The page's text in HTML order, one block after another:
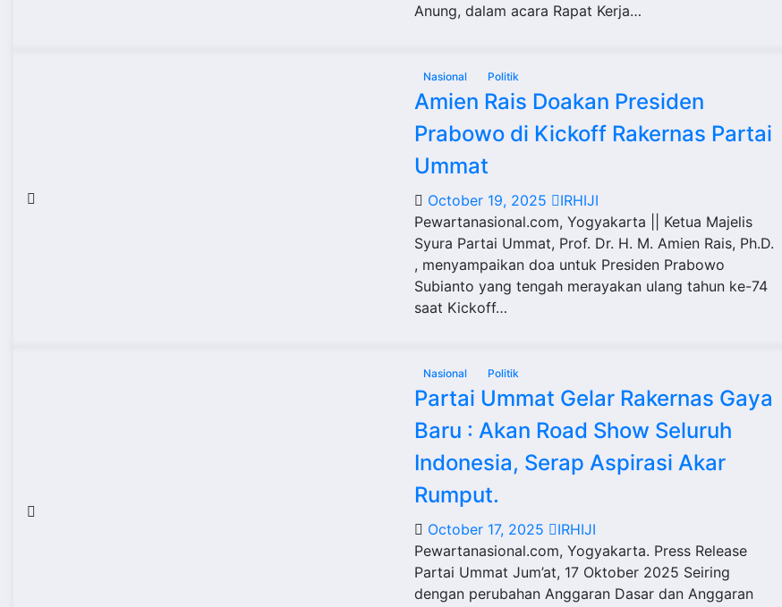
Anung, dalam acara Rapat Kerja…
Nasional Politik
Amien Rais Doakan Presiden
Prabowo di Kickoff Rakernas Partai
Ummat
October 19, 2025
IRHIJI
Pewartanasional.com, Yogyakarta || Ketua Majelis
Syura Partai Ummat, Prof. Dr. H. M. Amien Rais, Ph.D.
, menyampaikan doa untuk Presiden Prabowo
Subianto yang tengah merayakan ulang tahun ke-74
saat Kickoff…
Nasional Politik
Partai Ummat Gelar Rakernas Gaya
Baru : Akan Road Show Seluruh
Indonesia, Serap Aspirasi Akar
Rumput.
October 17, 2025
IRHIJI
Pewartanasional.com, Yogyakarta. Press Release
Partai Ummat Jum’at, 17 Oktober 2025 Seiring
dengan perubahan Anggaran Dasar dan Anggaran